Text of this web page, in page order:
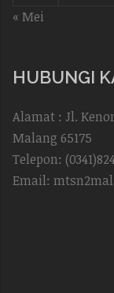
« Mei
HUBUNGI
Alamat : Jl.
Malang 65175
Telepon:
Email: